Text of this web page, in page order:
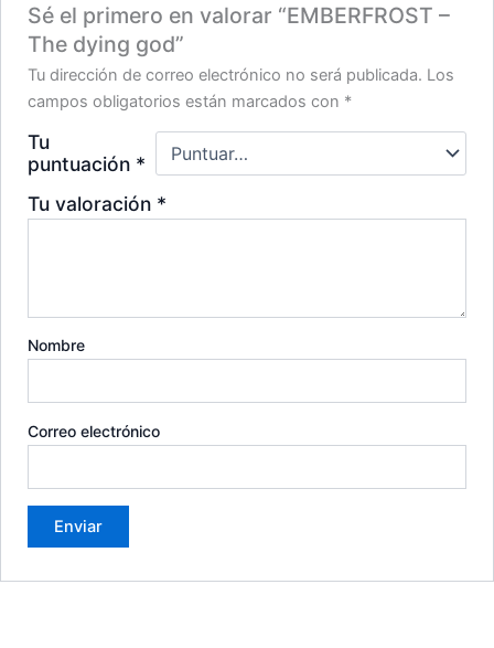
Sé el primero en valorar “EMBERFROST –
The dying god”
Tu dirección de correo electrónico no será publicada. Los
campos obligatorios están marcados con *
Tu
puntuación *
Tu valoración *
Nombre
Correo electrónico